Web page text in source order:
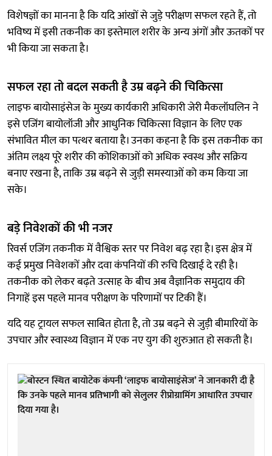
विशेषज्ञों का मानना है कि यदि आंखों से जुड़े परीक्षण सफल रहते हैं, तो
भविष्य में इसी तकनीक का इस्तेमाल शरीर के अन्य अंगों और ऊतकों पर
भी किया जा सकता है।
सफल रहा तो बदल सकती है उम्र बढ़ने की चिकित्सा
लाइफ बायोसाइंसेज के मुख्य कार्यकारी अधिकारी जेरी मैकलॉघलिन ने
इसे एजिंग बायोलॉजी और आधुनिक चिकित्सा विज्ञान के लिए एक
संभावित मील का पत्थर बताया है। उनका कहना है कि इस तकनीक का
अंतिम लक्ष्य पूरे शरीर की कोशिकाओं को अधिक स्वस्थ और सक्रिय
बनाए रखना है, ताकि उम्र बढ़ने से जुड़ी समस्याओं को कम किया जा
सके।
बड़े निवेशकों की भी नजर
रिवर्स एजिंग तकनीक में वैश्विक स्तर पर निवेश बढ़ रहा है। इस क्षेत्र में
कई प्रमुख निवेशकों और दवा कंपनियों की रुचि दिखाई दे रही है।
तकनीक को लेकर बढ़ते उत्साह के बीच अब वैज्ञानिक समुदाय की
निगाहें इस पहले मानव परीक्षण के परिणामों पर टिकी हैं।
यदि यह ट्रायल सफल साबित होता है, तो उम्र बढ़ने से जुड़ी बीमारियों के
उपचार और स्वास्थ्य विज्ञान में एक नए युग की शुरुआत हो सकती है।